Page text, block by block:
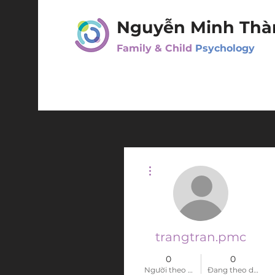
Nguyễn Minh
Family & Child Psychology
trangtran.pmc
0
Người theo dõi
0
Đang theo dõi